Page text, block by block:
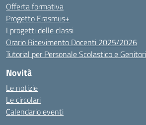
Offerta formativa
Progetto Erasmus+
I progetti delle classi
Orario Ricevimento Docenti 2025/2026
Tutorial per Personale Scolastico e Genitori
Novità
Le notizie
Le circolari
Calendario eventi